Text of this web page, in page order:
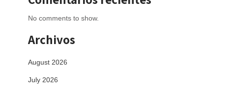
No comments to show.
Archivos
August 2026
July 2026